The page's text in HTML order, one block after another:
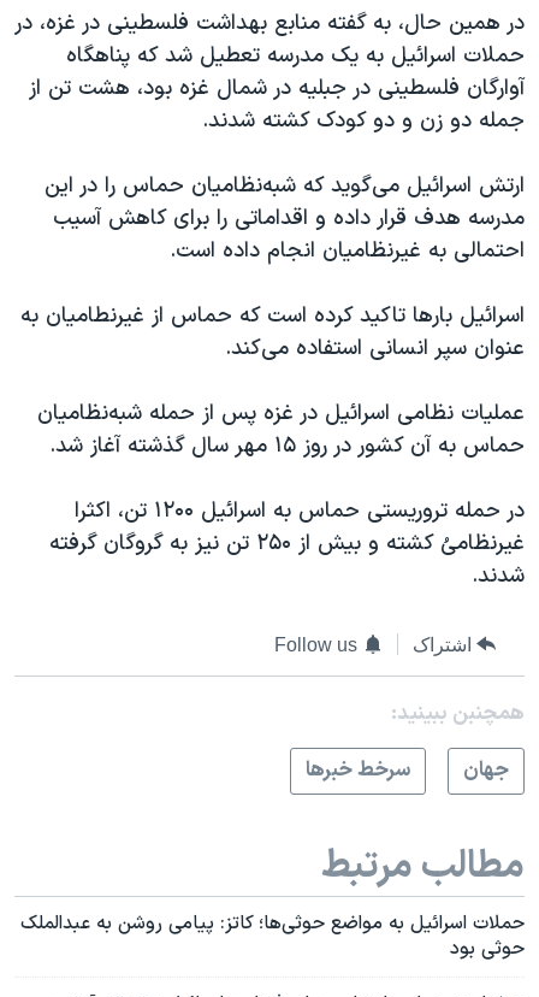
در همین حال، به گفته منابع بهداشت فلسطینی در غزه، در
حملات اسرائیل به یک مدرسه‌ تعطیل شد که پناهگاه
آوارگان فلسطینی در جبلیه در شمال غزه بود، هشت تن از
جمله دو زن و دو کودک کشته شدند.
ارتش اسرائیل می‌گوید که شبه‌نظامیان حماس را در این
مدرسه هدف قرار داده و اقداماتی را برای کاهش آسیب
احتمالی به غیرنظامیان انجام داده است.
اسرائیل بارها تاکید کرده است که حماس از غیرنطامیان به
عنوان سپر انسانی استفاده می‌کند.
عملیات نظامی اسرائیل در غزه پس از حمله شبه‌نظامیان
حماس به آن کشور در روز ۱۵ مهر سال گذشته آغاز شد.
در حمله تروریستی حماس به اسرائیل ۱۲۰۰ تن، اکثرا
غیرنظامیُ کشته و بیش از ۲۵۰ تن نیز به گروگان گرفته
شدند.
اشتراک Follow us
همچنبن ببینید:
جهان
سرخط خبرها
مطالب مرتبط
حملات اسرائیل به مواضع حوثی‌ها؛ کاتز: پیامی روشن به عبدالملک
حوثی بود